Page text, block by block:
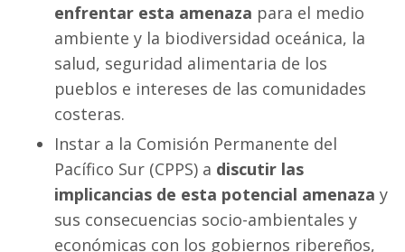
enfrentar esta amenaza para el medio
ambiente y la biodiversidad oceánica, la
salud, seguridad alimentaria de los
pueblos e intereses de las comunidades
costeras.
Instar a la Comisión Permanente del
Pacífico Sur (CPPS) a discutir las
implicancias de esta potencial amenaza y
sus consecuencias socio-ambientales y
económicas con los gobiernos ribereños,